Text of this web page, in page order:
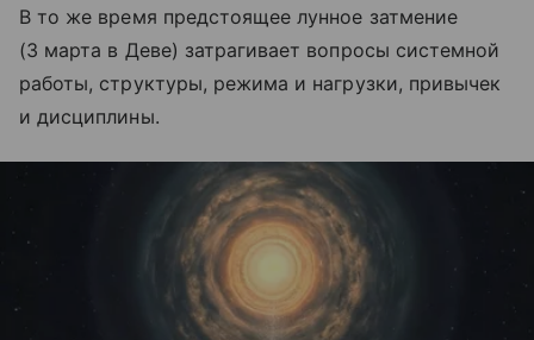
В то же время предстоящее лунное затмение
(3 марта в Деве) затрагивает вопросы системной
работы, структуры, режима и нагрузки, привычек
и дисциплины.